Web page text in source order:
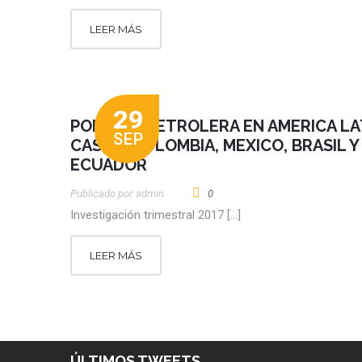
LEER MÁS
29
SEP
POLÍTICA PETROLERA EN AMERICA
CASOS: COLOMBIA, MEXICO, BRASIL Y
ECUADOR
Publicado por Admin 0
Investigación trimestral 2017 […]
LEER MÁS